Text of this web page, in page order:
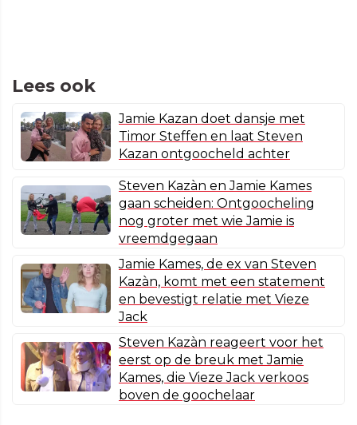
Lees ook
Jamie Kazan doet dansje met
Timor Steffen en laat Steven
Kazan ontgoocheld achter
Steven Kazàn en Jamie Kames
gaan scheiden: Ontgoocheling
nog groter met wie Jamie is
vreemdgegaan
Jamie Kames, de ex van Steven
Kazàn, komt met een statement
en bevestigt relatie met Vieze
Jack
Steven Kazàn reageert voor het
eerst op de breuk met Jamie
Kames, die Vieze Jack verkoos
boven de goochelaar